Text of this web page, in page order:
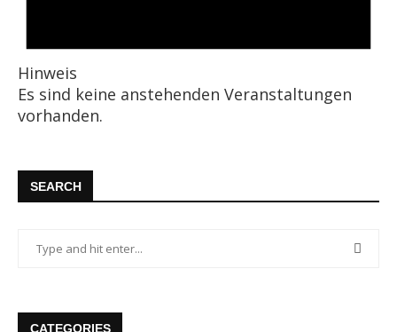
Hinweis
Es sind keine anstehenden Veranstaltungen
vorhanden.
SEARCH
CATEGORIES